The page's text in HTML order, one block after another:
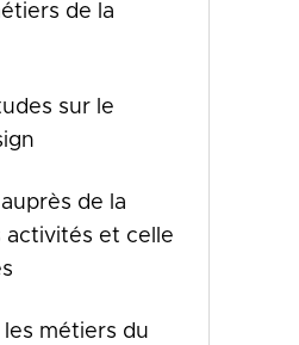
de la
sur le
de la
activités et celle
les métiers du